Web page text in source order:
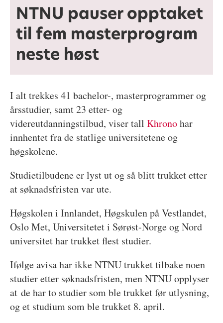
NTNU pauser opptaket
til fem masterprogram
neste høst
I alt trekkes 41 bachelor-, masterprogrammer og
årsstudier, samt 23 etter- og
videreutdanningstilbud, viser tall Khronohar
innhentet fra de statlige universitetene og
høgskolene.
Studietilbudene er lyst ut og så blitt trukket etter
at søknadsfristen var ute.
Høgskolen i Innlandet, Høgskulen på Vestlandet,
Oslo Met, Universitetet i Sørøst-Norge og Nord
universitet har trukket flest studier.
Ifølge avisa har ikke NTNU trukket tilbake noen
studier etter søknadsfristen, men NTNU opplyser
at de har to studier som ble trukket før utlysning,
og et studium som ble trukket 8. april.